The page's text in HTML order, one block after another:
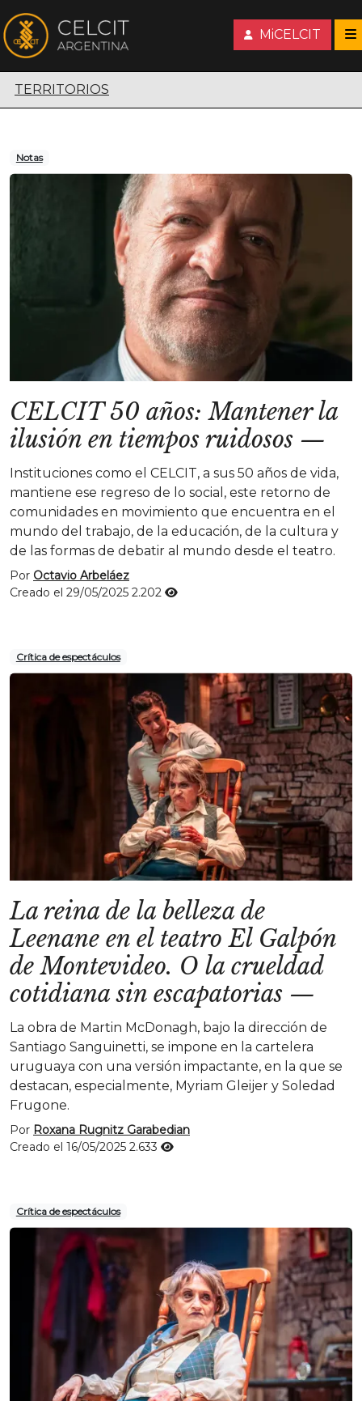
MiCELCIT
Territorios escénicos
TERRITORIOS
Notas
CELCIT 50 años: Mantener la
ilusión en tiempos ruidosos —
Instituciones como el CELCIT, a sus 50 años de vida,
mantiene ese regreso de lo social, este retorno de
comunidades en movimiento que encuentra en el
mundo del trabajo, de la educación, de la cultura y
de las formas de debatir al mundo desde el teatro.
Por Octavio Arbeláez
Creado el 29/05/2025 2.202
Crítica de espectáculos
La reina de la belleza de
Leenane en el teatro El Galpón
de Montevideo. O la crueldad
cotidiana sin escapatorias —
La obra de Martin McDonagh, bajo la dirección de
Santiago Sanguinetti, se impone en la cartelera
uruguaya con una versión impactante, en la que se
destacan, especialmente, Myriam Gleijer y Soledad
Frugone.
Por Roxana Rugnitz Garabedian
Creado el 16/05/2025 2.633
Crítica de espectáculos